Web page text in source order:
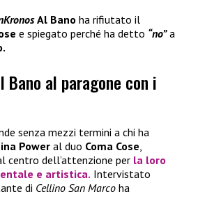
Al Bano ha rifiutato il
e spiegato perché ha detto “no”a
Bano al paragone con i
senza mezzi termini a chi ha
Power al duo Coma Cose,
centro dell’attenzione per la loro
e artistica. Intervistato
di Cellino San Marco ha